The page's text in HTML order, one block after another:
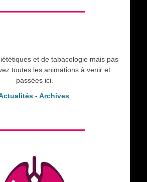
et de tabacologie mais pas
toutes les animations à venir et
passées ici.
- Archives